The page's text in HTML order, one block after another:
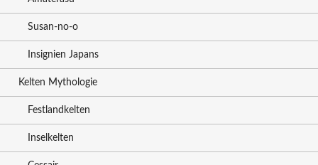
Susan-no-o
Insignien Japans
Kelten Mythologie
Festlandkelten
Inselkelten